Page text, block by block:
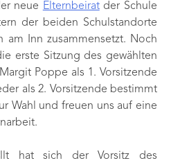
neue Elternbeiratder Schule
der beiden Schulstandorte
am Inn zusammensetzt. Noch
erste Sitzung des gewählten
Poppe als 1. Vorsitzende
als 2. Vorsitzende bestimmt
Wahl und freuen uns auf eine
hat sich der Vorsitz des